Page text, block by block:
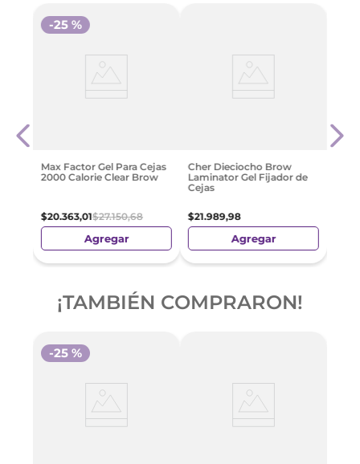
Max Factor Gel Para Cejas
2000 Calorie Clear Brow
$20.363,01$27.150,68
-25 %
Agregar
Cher Dieciocho Brow
Laminator Gel Fijador de
Cejas
$21.989,98
Agregar
¡TAMBIÉN COMPRARON!
-25 %